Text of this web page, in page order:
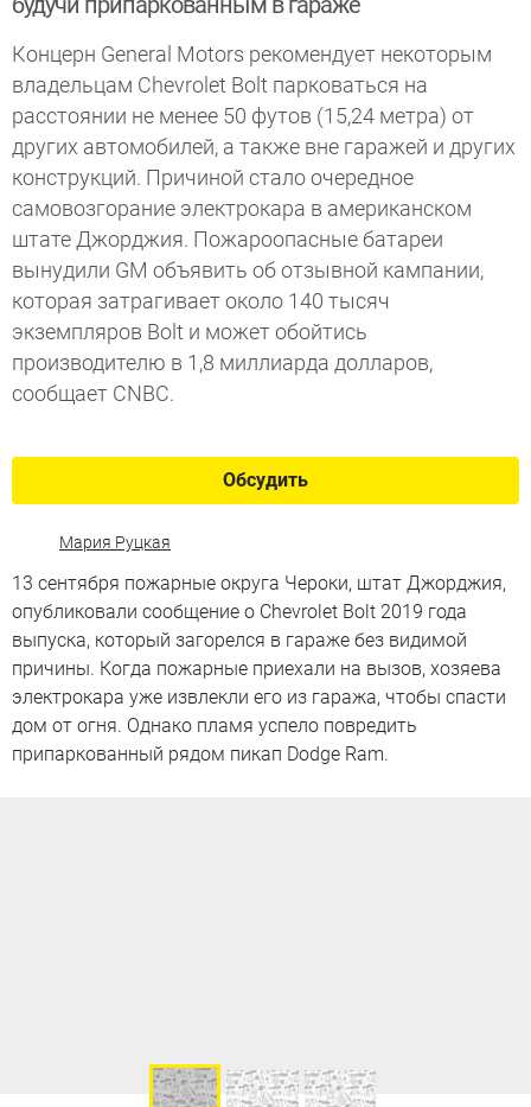
Концерн General Motors рекомендует некоторым
владельцам Chevrolet Bolt парковаться на
расстоянии не менее 50 футов (15,24 метра) от
других автомобилей, а также вне гаражей и других
конструкций. Причиной стало очередное
самовозгорание электрокара в американском
штате Джорджия. Пожароопасные батареи
вынудили GM объявить об отзывной кампании,
которая затрагивает около 140 тысяч
экземпляров Bolt и может обойтись
производителю в 1,8 миллиарда долларов,
сообщает CNBC.
Обсудить
Мария Руцкая
13 сентября пожарные округа Чероки, штат Джорджия,
опубликовали сообщение о Chevrolet Bolt 2019 года
выпуска, который загорелся в гараже без видимой
причины. Когда пожарные приехали на вызов, хозяева
электрокара уже извлекли его из гаража, чтобы спасти
дом от огня. Однако пламя успело повредить
припаркованный рядом пикап Dodge Ram.